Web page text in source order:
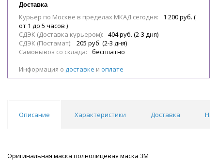
Доставка
Курьер по Москве в пределах МКАД сегодня:
1 200 руб. (
от 1 до 5 часов )
СДЭК (Доставка курьером):
404 руб. (2-3 дня)
СДЭК (Постамат):
205 руб. (2-3 дня)
Самовывоз со склада:
бесплатно
Информация о доставке и оплате
Описание Характеристики Доставка
Оригинальная маска полнолицевая маска 3М